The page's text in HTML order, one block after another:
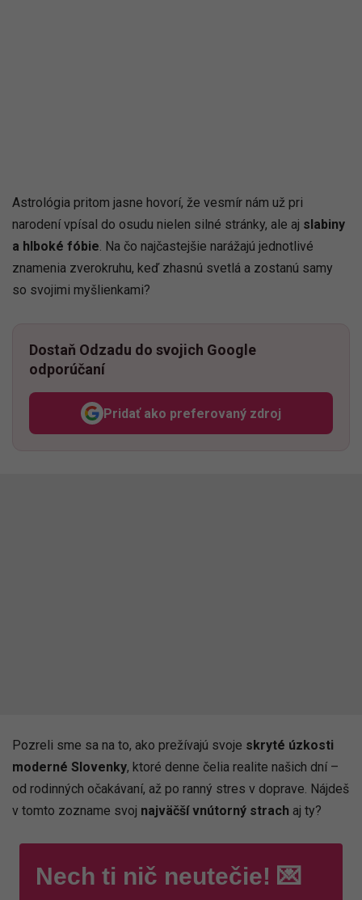
Astrológia pritom jasne hovorí, že vesmír nám už pri
narodení vpísal do osudu nielen silné stránky, ale aj slabiny
a hlboké fóbie. Na čo najčastejšie narážajú jednotlivé
znamenia zverokruhu, keď zhasnú svetlá a zostanú samy
so svojimi myšlienkami?
Dostaň Odzadu do svojich Google
odporúčaní
Pridať ako preferovaný zdroj
Odzadu, odkaz sa otvorí v
Pozreli sme sa na to, ako prežívajú svoje skryté úzkosti
moderné Slovenky, ktoré denne čelia realite našich dní –
od rodinných očakávaní, až po ranný stres v doprave. Nájdeš
v tomto zozname svoj najväčší vnútorný strach aj ty?
Nech ti nič neutečie! 💌